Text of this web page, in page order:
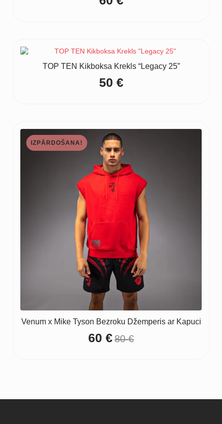
TOP TEN Kikboksa Krekls “Legacy 25”
50 €
IZPĀRDOŠANA!
Venum x Mike Tyson Bezroku Džemperis ar Kapuci
80€
Original
60 €Current